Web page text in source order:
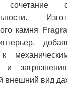
сочетание
камня
к
и
внешний вид